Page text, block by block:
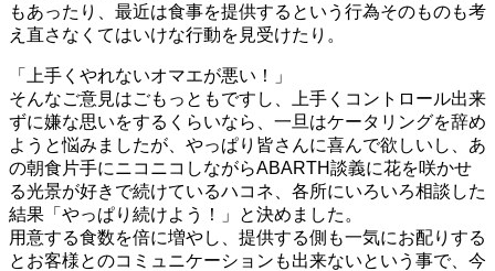
もあったり、最近は食事を提供するという行為そのものも考
え直さなくてはいけな行動を見受けたり。
「上手くやれないオマエが悪い！」
そんなご意見はごもっともですし、上手くコントロール出来
ずに嫌な思いをするくらいなら、一旦はケータリングを辞め
ようと悩みましたが、やっぱり皆さんに喜んで欲しいし、あ
の朝食片手にニコニコしながらABARTH談義に花を咲かせ
る光景が好きで続けているハコネ、各所にいろいろ相談した
結果「やっぱり続けよう！」と決めました。
用意する食数を倍に増やし、提供する側も一気にお配りする
とお客様とのコミュニケーションも出来ないという事で、今